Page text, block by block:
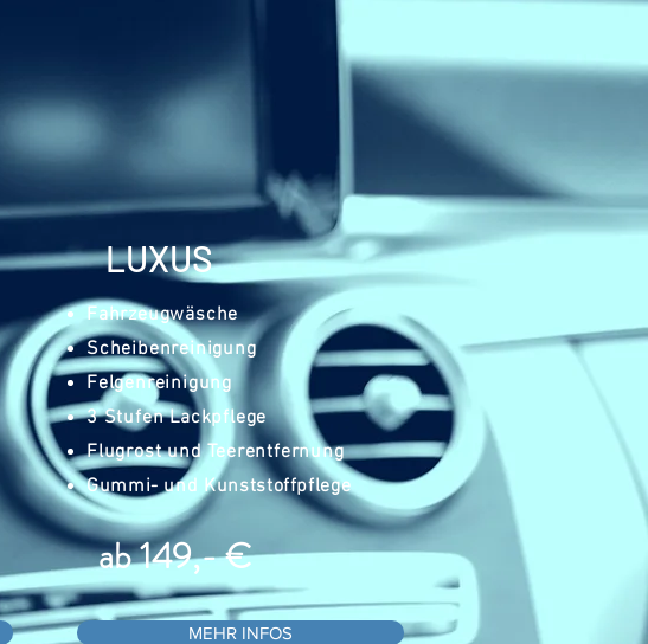
LUXUS
Fahrzeugwäsche
Scheibenreinigung
Felgenreinigung
3 Stufen Lackpflege
Flugrost und Teerentfernung
Gummi- und Kunststoffpflege
ab 149,- €
MEHR INFOS